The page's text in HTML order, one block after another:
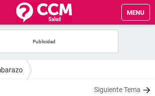
MENU
Siguiente Tema